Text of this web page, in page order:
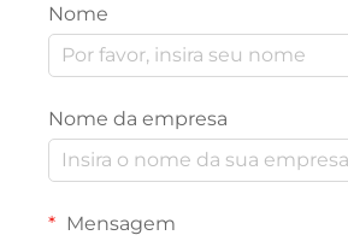
Nome
Nome da empresa
Mensagem